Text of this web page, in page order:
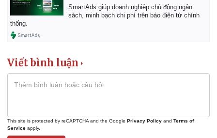
SmartAds giúp doanh nghiệp chủ động ngân
sách, minh bạch chi phí trên báo điện tử chính
thống.
Viết bình luận
This site is protected by reCAPTCHA and the Google Privacy Policy and Terms of
Service apply.